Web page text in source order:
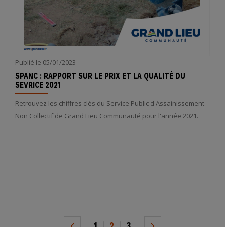
Publié le 05/01/2023
SPANC : RAPPORT SUR LE PRIX ET LA QUALITÉ DU
SEVRICE 2021
Retrouvez les chiffres clés du Service Public d'Assainissement
Non Collectif de Grand Lieu Communauté pour l'année 2021.